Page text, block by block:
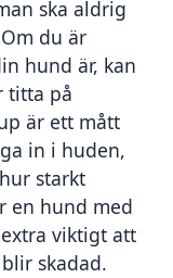
ska aldrig
du är
hund är, kan
titta på
är ett mått
in i huden,
starkt
en hund med
viktigt att
skadad.